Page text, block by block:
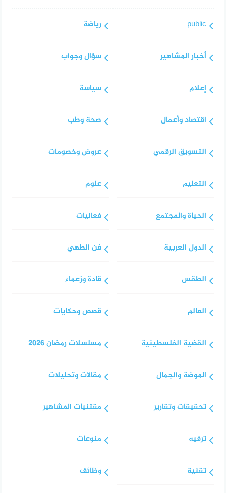
public
أخبار المشاهير
إعلام
اقتصاد وأعمال
التسويق الرقمي
التعليم
الحياة والمجتمع
الدول العربية
الطقس
العالم
القضية الفلسطينية
الموضة والجمال
تحقيقات وتقارير
ترفيه
تقنية
رياضة
سؤال وجواب
سياسة
صحة وطب
عروض وخصومات
علوم
فعاليات
فن الطهي
قادة وزعماء
قصص وحكايات
مسلسلات رمضان 2026
مقالات وتحليلات
مقتنيات المشاهير
منوعات
وظائف